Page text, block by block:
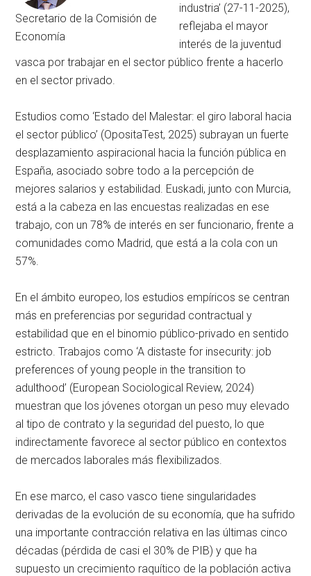
Secretario de la Comisión de
Economía
industria’ (27-11-2025),
reflejaba el mayor
interés de la juventud
vasca por trabajar en el sector público frente a hacerlo
en el sector privado.
Estudios como ‘Estado del Malestar: el giro laboral hacia
el sector público’ (OpositaTest, 2025) subrayan un fuerte
desplazamiento aspiracional hacia la función pública en
España, asociado sobre todo a la percepción de
mejores salarios y estabilidad. Euskadi, junto con Murcia,
está a la cabeza en las encuestas realizadas en ese
trabajo, con un 78% de interés en ser funcionario, frente a
comunidades como Madrid, que está a la cola con un
57%.
En el ámbito europeo, los estudios empíricos se centran
más en preferencias por seguridad contractual y
estabilidad que en el binomio público-privado en sentido
estricto. Trabajos como ‘A distaste for insecurity: job
preferences of young people in the transition to
adulthood’ (European Sociological Review, 2024)
muestran que los jóvenes otorgan un peso muy elevado
al tipo de contrato y la seguridad del puesto, lo que
indirectamente favorece al sector público en contextos
de mercados laborales más flexibilizados.
En ese marco, el caso vasco tiene singularidades
derivadas de la evolución de su economía, que ha sufrido
una importante contracción relativa en las últimas cinco
décadas (pérdida de casi el 30% de PIB) y que ha
supuesto un crecimiento raquítico de la población activa